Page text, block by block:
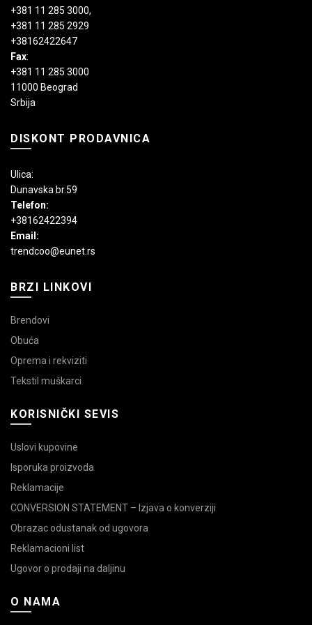
+381 11 285 3000,
+381 11 285 2929
+38162422647
Fax:
+381 11 285 3000
11000 Beograd
Srbija
DISKONT PRODAVNICA
Ulica:
Dunavska br.59
Telefon:
+38162422394
Email:
trendcoo@eunet.rs
BRZI LINKOVI
Brendovi
Obuća
Oprema i rekviziti
Tekstil muškarci
KORISNIČKI SEVIS
Uslovi kupovine
Isporuka proizvoda
Reklamacije
CONVERSION STATEMENT – Izjava o konverziji
Obrazac odustanak od ugovora
Reklamacioni list
Ugovor o prodaji na daljinu
O NAMA